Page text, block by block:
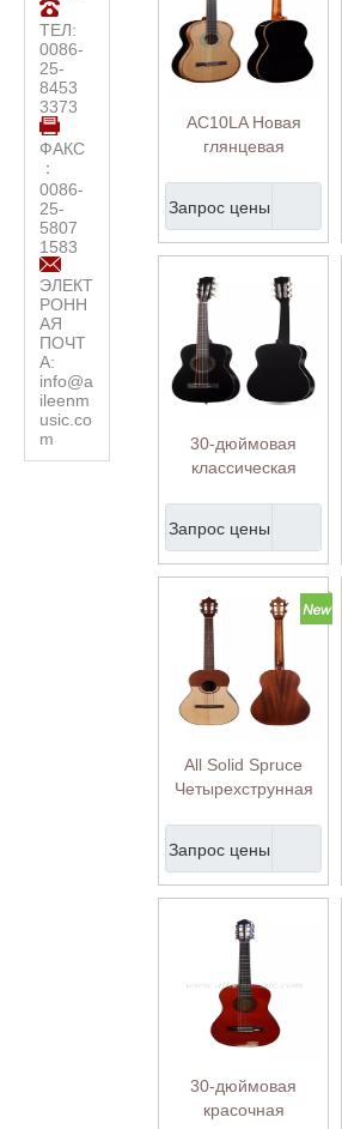
ТЕЛ:
0086-
25-
8453
3373
ФАКС
：
0086-
25-
5807
1583
ЭЛЕКТ
РОНН
АЯ
ПОЧТ
А:
info@a
ileenm
usic.co
m
AC10LA Новая
глянцевая
подлокотник для
классической
Запрос цены
30-дюймовая
классическая
размера (AC30L)
Запрос цены
All Solid Spruce
Четырехструнная
(AFV17)
Запрос цены
30-дюймовая
красочная